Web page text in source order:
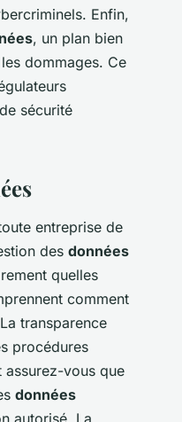
Enfin,
, un plan bien
dommages. Ce
sécurité
entreprise de
des données
quelles
comment
transparence
procédures
assurez-vous que
données
autorisé. La